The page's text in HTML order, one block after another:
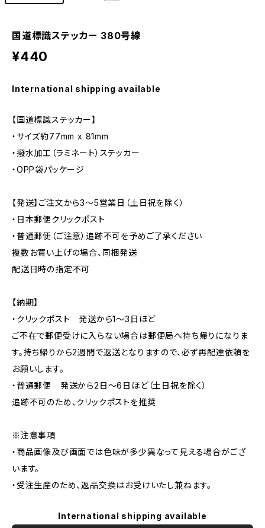
国道標識ステッカー 380号線
¥440
International shipping available
【国道標識ステッカー】
・サイズ約77mm x 81mm
・撥水加工（ラミネート）ステッカー
・OPP袋パッケージ
【発送】ご注文から3〜5営業日（土日祝を除く）
・日本郵便クリックポスト
・普通郵便（ご注意）追跡不可を予めご了承ください
複数お買い上げの場合、同梱発送
配送日時の指定不可
【納期】
・クリックポスト 発送から1〜3日ほど
ご不在で郵便受けに入らない場合は郵便局へ持ち帰りになりま
す。持ち帰りから2週間で返送となりますので、必ず再配達依頼を
お願いします。
・普通郵便 発送から2日〜6日ほど（土日祝を除く）
追跡不可のため、クリックポストを推奨
※注意事項
・商品画像及び画面では色味が多少異なって見える場合がござ
います。
・受注生産のため、返品交換はお受けいたし兼ねます。
International shipping available